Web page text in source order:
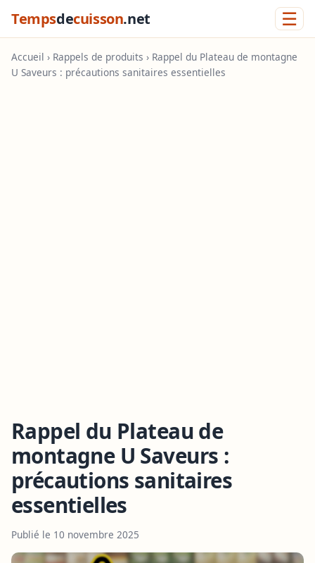
Tempsdecuisson.net ☰
Accueil › Rappels de produits › Rappel du Plateau de montagne
U Saveurs : précautions sanitaires essentielles
Rappel du Plateau de
montagne U Saveurs :
précautions sanitaires
essentielles
Publié le 10 novembre 2025